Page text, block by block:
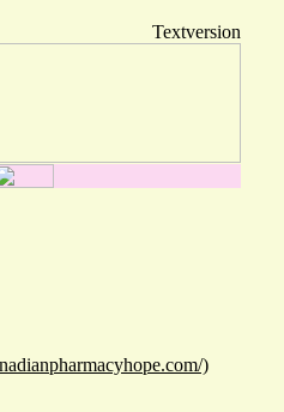
Textversion
)